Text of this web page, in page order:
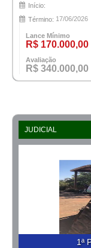
Início:
Término: 17/06/2026
Lance Mínimo
R$ 170.000,00
Avaliação
R$ 340.000,00
JUDICIAL
1ª